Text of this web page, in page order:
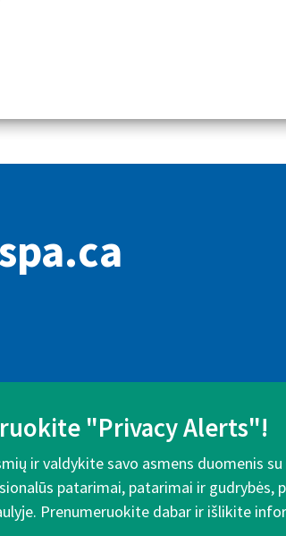
"Privacy Alerts"!
ir valdykite savo asmens duomenis
patarimai, patarimai ir gudrybės,
Prenumeruokite dabar ir išlikite